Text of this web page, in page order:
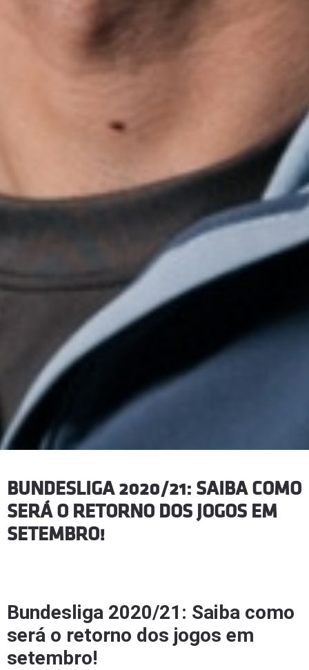
BUNDESLIGA 2020/21: SAIBA COMO
SERÁ O RETORNO DOS JOGOS EM
SETEMBRO!
Bundesliga 2020/21: Saiba como
será o retorno dos jogos em
setembro!